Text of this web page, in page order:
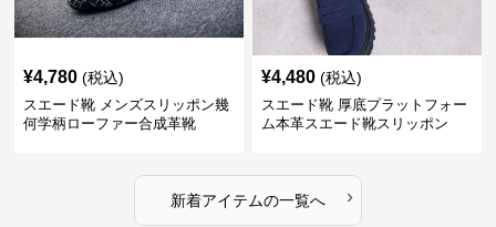
¥4,780 (税込)
スエード靴 メンズスリッポン幾
何学柄ローファー合成革靴
¥4,480 (税込)
スエード靴 厚底プラットフォー
ム本革スエード靴スリッポン
新着アイテムの一覧へ ›